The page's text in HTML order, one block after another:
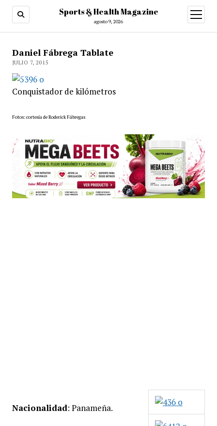
Sports & Health Magazine
agosto 9, 2026
abrir
menú
Daniel Fábrega Tablate
JULIO 7, 2015
Conquistador de kilómetros
Fotos: cortesía de Roderick Fábregas
Nacionalidad: Panameña.